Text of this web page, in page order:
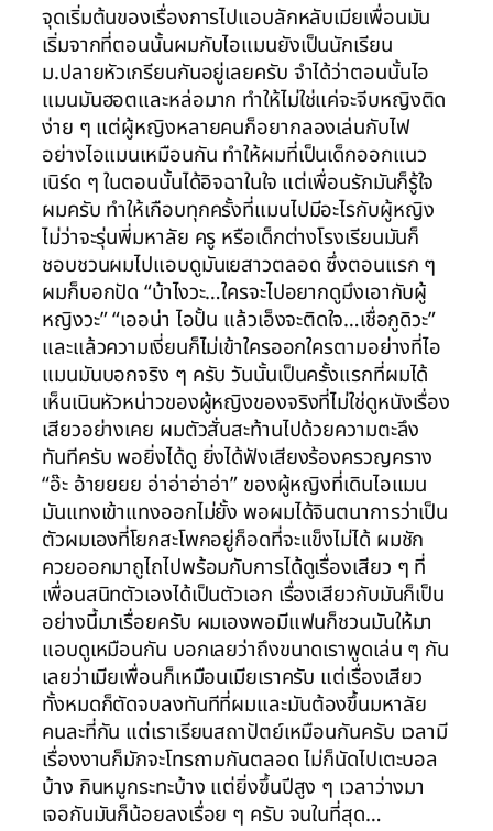
จุดเริ่มต้นของเรื่องการไปแอบลักหลับเมียเพื่อนมัน
เริ่มจากที่ตอนนั้นผมกับไอแมนยังเป็นนักเรียน
ม.ปลายหัวเกรียนกันอยู่เลยครับ จำได้ว่าตอนนั้นไอ
แมนมันฮอตและหล่อมาก ทำให้ไม่ใช่แค่จะจีบหญิงติด
ง่าย ๆ แต่ผู้หญิงหลายคนก็อยากลองเล่นกับไฟ
อย่างไอแมนเหมือนกัน ทำให้ผมที่เป็นเด็กออกแนว
เนิร์ด ๆ ในตอนนั้นได้อิจฉาในใจ แต่เพื่อนรักมันก็รู้ใจ
ผมครับ ทำให้เกือบทุกครั้งที่แมนไปมีอะไรกับผู้หญิง
ไม่ว่าจะรุ่นพี่มหาลัย ครู หรือเด็กต่างโรงเรียนมันก็
ชอบชวนผมไปแอบดูมันเยสาวตลอด ซึ่งตอนแรก ๆ
ผมก็บอกปัด “บ้าไงวะ…ใครจะไปอยากดูมึงเอากับผู้
หญิงวะ” “เออน่า ไอปั้น แล้วเอ็งจะติดใจ…เชื่อกูดิวะ”
และแล้วความเงี่ยนก็ไม่เข้าใครออกใครตามอย่างที่ไอ
แมนมันบอกจริง ๆ ครับ วันนั้นเป็นครั้งแรกที่ผมได้
เห็นเนินหัวหน่าวของผู้หญิงของจริงที่ไม่ใช่ดูหนังเรื่อง
เสียวอย่างเคย ผมตัวสั่นสะท้านไปด้วยความตะลึง
ทันทีครับ พอยิ่งได้ดู ยิ่งได้ฟังเสียงร้องครวญคราง
“อ๊ะ อ้ายยยย อ่าอ่าอ่าอ่า” ของผู้หญิงที่เดินไอแมน
มันแทงเข้าแทงออกไม่ยั้ง พอผมได้จินตนาการว่าเป็น
ตัวผมเองที่โยกสะโพกอยู่ก็อดที่จะแข็งไม่ได้ ผมชัก
ควยออกมาถูไถไปพร้อมกับการได้ดูเรื่องเสียว ๆ ที่
เพื่อนสนิทตัวเองได้เป็นตัวเอก เรื่องเสียวกับมันก็เป็น
อย่างนี้มาเรื่อยครับ ผมเองพอมีแฟนก็ชวนมันให้มา
แอบดูเหมือนกัน บอกเลยว่าถึงขนาดเราพูดเล่น ๆ กัน
เลยว่าเมียเพื่อนก็เหมือนเมียเราครับ แต่เรื่องเสียว
ทั้งหมดก็ตัดจบลงทันทีที่ผมและมันต้องขึ้นมหาลัย
คนละที่กัน แต่เราเรียนสถาปัตย์เหมือนกันครับ เวลามี
เรื่องงานก็มักจะโทรถามกันตลอด ไม่ก็นัดไปเตะบอล
บ้าง กินหมูกระทะบ้าง แต่ยิ่งขึ้นปีสูง ๆ เวลาว่างมา
เจอกันมันก็น้อยลงเรื่อย ๆ ครับ จนในที่สุด…